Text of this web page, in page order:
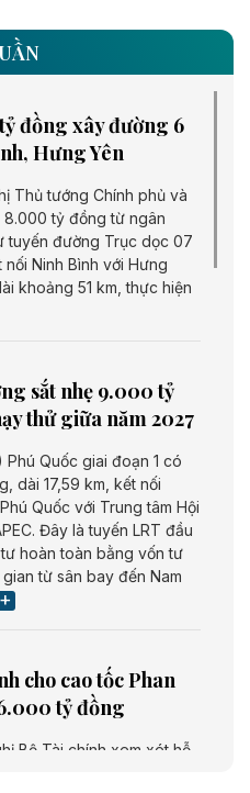
đồng xây đường 6
Hưng Yên
Thủ tướng Chính phủ và
8.000 tỷ đồng từ ngân
tuyến đường Trục dọc 07
Ninh Bình với Hưng
khoảng 51 km, thực hiện
sắt nhẹ 9.000 tỷ
thử giữa năm 2027
Quốc giai đoạn 1 có
dài 17,59 km, kết nối
Quốc với Trung tâm Hội
Đây là tuyến LRT đầu
hoàn toàn bằng vốn tư
từ sân bay đến Nam
cho cao tốc Phan
tỷ đồng
Bộ Tài chính xem xét hỗ